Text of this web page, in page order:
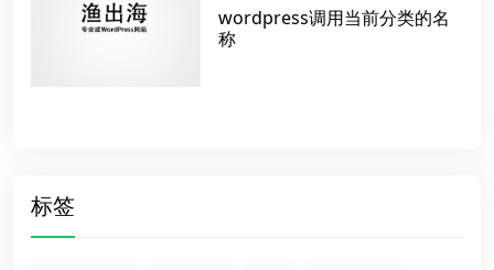
wordpress调用当前分类的名
称
标签